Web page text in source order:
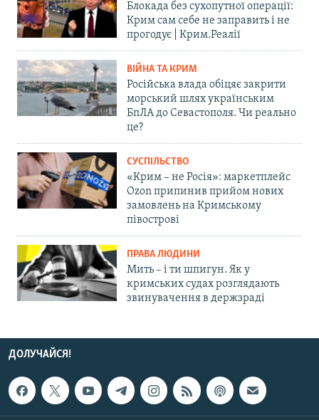
Блокада без сухопутної операції:
Крим сам себе не заправить і не
прогодує | Крим.Реалії
ВІЙНА ТА КРИМ
Російська влада обіцяє закрити
морський шлях українським
БпЛА до Севастополя. Чи реально
це?
СУСПІЛЬСТВО
«Крим – не Росія»: маркетплейс
Ozon припинив прийом нових
замовлень на Кримському
півострові
ПРАВА ЛЮДИНИ
Мить – і ти шпигун. Як у
кримських судах розглядають
звинувачення в держзраді
ДОЛУЧАЙСЯ!